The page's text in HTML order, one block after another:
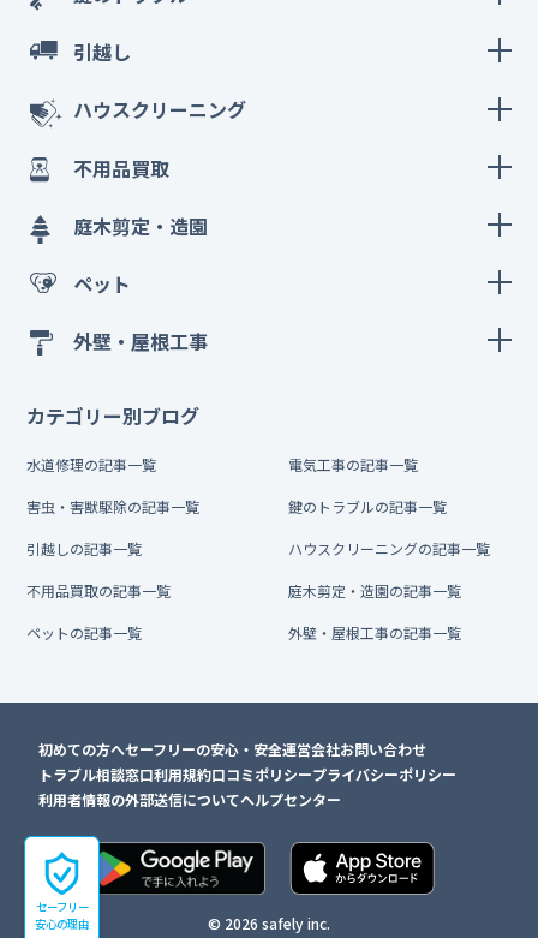
セーフリー
安心の理由
引越し
ハウスクリーニング
不用品買取
庭木剪定・造園
ペット
外壁・屋根工事
カテゴリー別ブログ
水道修理の記事一覧 電気工事の記事一覧
害虫・害獣駆除の記事一覧 鍵のトラブルの記事一覧
引越しの記事一覧 ハウスクリーニングの記事一覧
不用品買取の記事一覧 庭木剪定・造園の記事一覧
ペットの記事一覧 外壁・屋根工事の記事一覧
初めての方へセーフリーの安心・安全運営会社お問い合わせ
トラブル相談窓口利用規約口コミポリシープライバシーポリシー
利用者情報の外部送信についてヘルプセンター
© 2026 safely inc.